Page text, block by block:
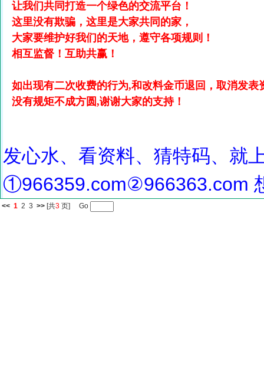
让我们共同打造一个绿色的交流平台！
这里没有欺骗，这里是大家共同的家，
大家要维护好我们的天地，遵守各项规则！
相互监督！互助共赢！
如出现有二次收费的行为,和改料金币退回，取消发
没有规矩不成方圆,谢谢大家的支持！
发心水、看资料、猜特码、就
①966359.com②966363.com
<< 1 2 3 >> [共3 页] Go